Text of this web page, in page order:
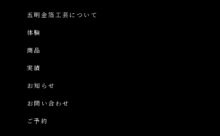
五明金箔工芸について
体験
商品
実績
お知らせ
お問い合わせ
ご予約